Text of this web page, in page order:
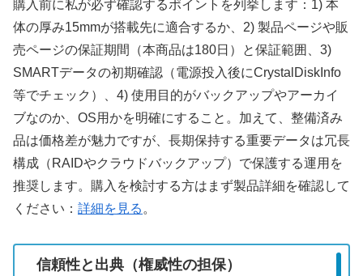
購入前に私が必ず確認するポイントを列挙します：1) 本
体の厚み15mmが搭載先に適合するか、2) 製品ページや販
売ページの保証期間（本商品は180日）と保証範囲、3)
SMARTデータの初期確認（電源投入後にCrystalDiskInfo
等でチェック）、4) 使用目的がバックアップやアーカイ
ブなのか、OS用かを明確にすること。加えて、整備済み
品は価格差が魅力ですが、長期保持する重要データは冗長
構成（RAIDやクラウドバックアップ）で保護する運用を
推奨します。購入を検討する方はまず製品詳細を確認して
ください： 詳細を見る 。
信頼性と出典（権威性の担保）